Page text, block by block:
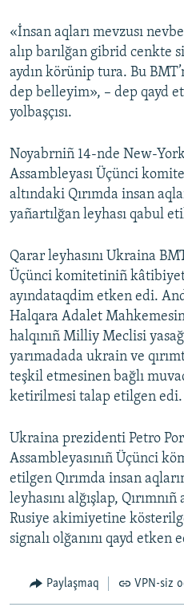
«İnsan aqları mevzusı
alıp barılğan gibrid cenkte
aydın körünip tura. Bu
dep belleyim», – dep qayd
yolbaşçısı.
Noyabrniñ 14-nde New-
Assambleyası Üçünci
altındaki Qırımda insan
yañartılğan leyhası qabul
Qarar leyhasını Ukraina
Üçünci komitetiniñ
ayındataqdim etken edi.
Halqara Adalet
halqınıñ Milliy Meclisi
yarımadada ukrain ve
teşkil etmesinen bağlı
ketirilmesi talap etilgen edi.
Ukraina prezidenti Petro
Assambleyasınıñ Üçünci
etilgen Qırımda insan
leyhasını alğışlap,
Rusiye akimiyetine
signalı olğanını qayd etken
Paylaşmaq VPN-siz